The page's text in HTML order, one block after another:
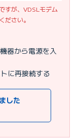
すが、VDSLモデム
ださい。
器から電源を入
に再接続する
した